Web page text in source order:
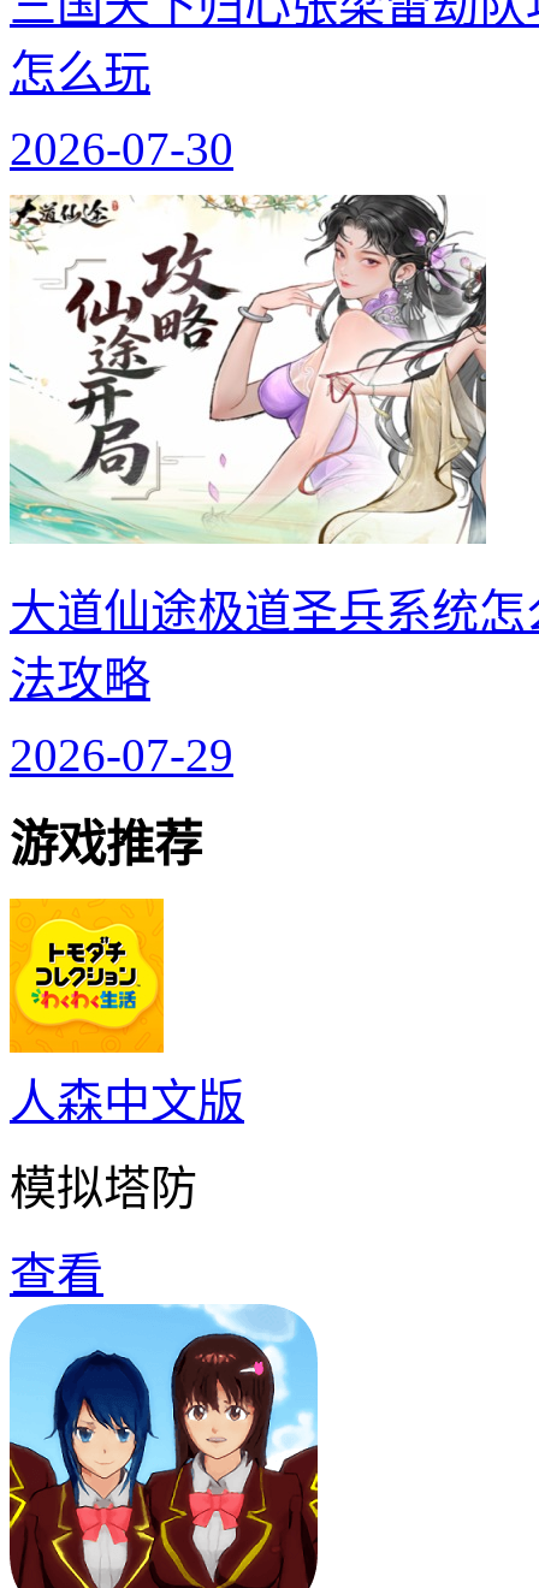
怎么玩
2026-07-30
大道仙途极道圣兵系统
法攻略
2026-07-29
游戏推荐
人森中文版
模拟塔防
查看